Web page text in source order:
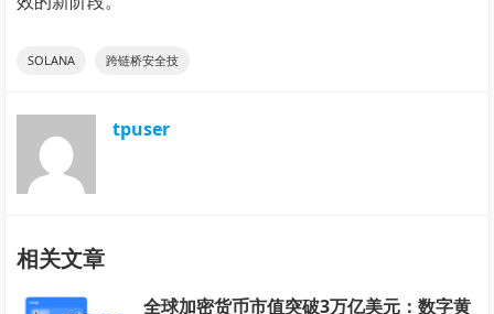
SOLANA 跨链桥安全技
tpuser
相关文章
全球加密货币市值突破3万亿美元：数字黄